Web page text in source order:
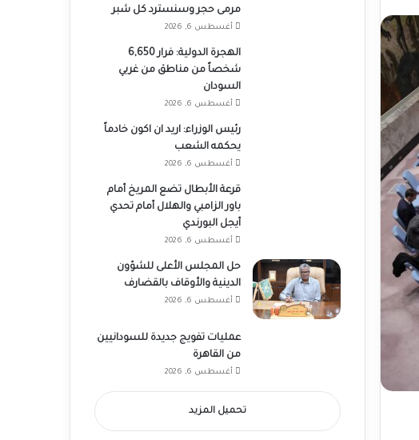
مرمى حجر وسنسترد كل شبر
أغسطس 6, 2026
الهجرة الدولية: فرار 6,650
شخصاً من مناطق من غربي
السودان
أغسطس 6, 2026
رئيس الوزراء: اريد ان اكون خادماً
يحكمه الشعب
أغسطس 6, 2026
قرعة الأبطال تضع المريخ أمام
باور الزامبي والهلال أمام تحدي
أيجل البورندي
أغسطس 6, 2026
حل المجلس الأعلى للشؤون
الدينية والأوقاف بالقضارف
أغسطس 6, 2026
عمليات تفويج جديدة للسودانيين
من القاهرة
أغسطس 6, 2026
تحميل المزيد